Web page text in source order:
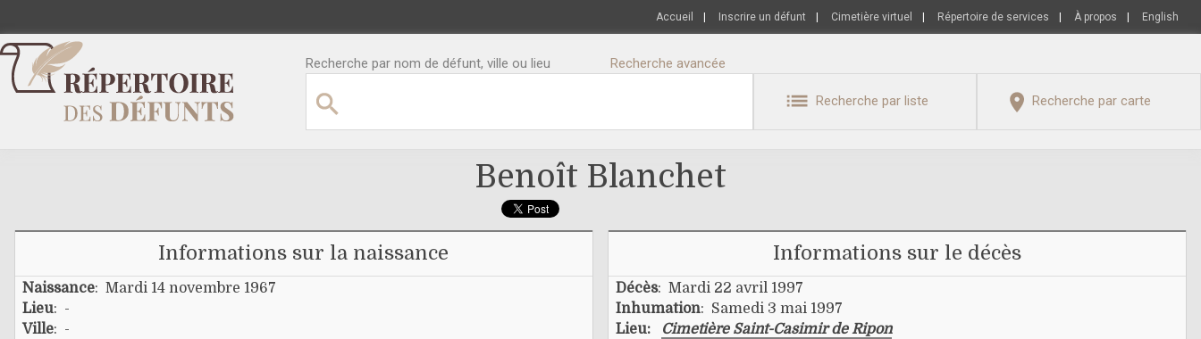
Accueil Inscrire un défunt Cimetière virtuel Répertoire de services À propos English
Recherche par nom de défunt, ville ou lieu Recherche avancée
Recherche par liste Recherche par carte
Benoît Blanchet
Informations sur la naissance
Naissance: Mardi 14 novembre 1967
Lieu: -
Ville: -
Informations sur le décès
Décès: Mardi 22 avril 1997
Inhumation: Samedi 3 mai 1997
Lieu:
Cimetière Saint-Casimir de Ripon